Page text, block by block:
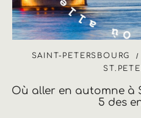
SAINT-PETERSBOURG
Où aller en automne à
5 des